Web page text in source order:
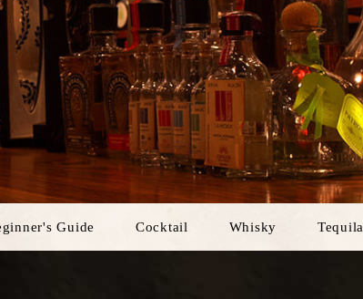
Guide Cocktail Whisky Tequila